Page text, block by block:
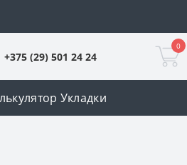
+375 (29) 501 24 24
0
Укладки